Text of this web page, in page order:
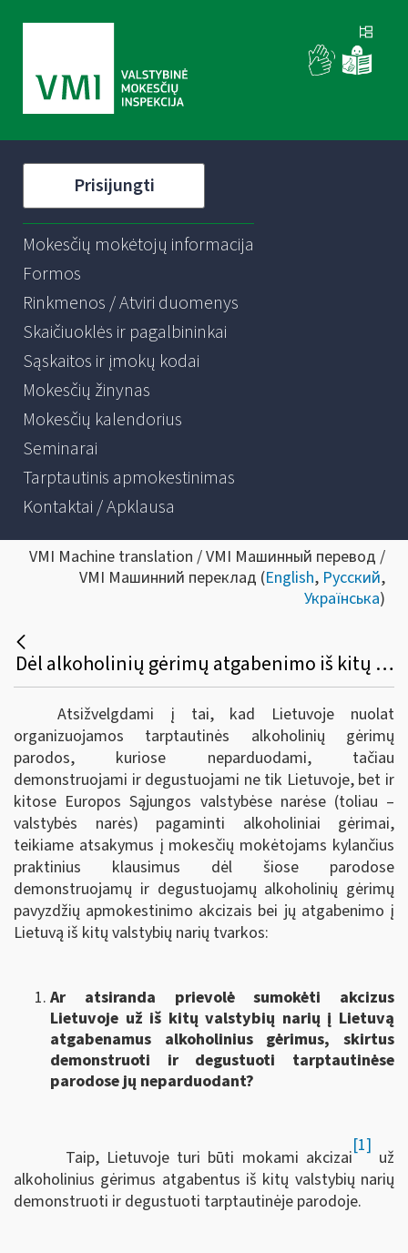
Prisijungti
Mokesčių mokėtojų informacija
Formos
Rinkmenos / Atviri duomenys
Skaičiuoklės ir pagalbininkai
Sąskaitos ir įmokų kodai
Mokesčių žinynas
Mokesčių kalendorius
Seminarai
Tarptautinis apmokestinimas
Kontaktai / Apklausa
VMI Machine translation / VMI Машинный перевод /
VMI Машинний переклад (English, Русский,
Українська)
Dėl alkoholinių gėrimų atgabenimo iš kitų Europos sąjungos valstybių narių į tarptautines parodas Lietuvoje bei akcizų sumokėjimo
Atsižvelgdami į tai, kad Lietuvoje nuolat
organizuojamos tarptautinės alkoholinių gėrimų
parodos, kuriose neparduodami, tačiau
demonstruojami ir degustuojami ne tik Lietuvoje, bet ir
kitose Europos Sąjungos valstybėse narėse (toliau –
valstybės narės) pagaminti alkoholiniai gėrimai,
teikiame atsakymus į mokesčių mokėtojams kylančius
praktinius klausimus dėl šiose parodose
demonstruojamų ir degustuojamų alkoholinių gėrimų
pavyzdžių apmokestinimo akcizais bei jų atgabenimo į
Lietuvą iš kitų valstybių narių tvarkos:
Ar atsiranda prievolė sumokėti akcizus
Lietuvoje už iš kitų valstybių narių į Lietuvą
atgabenamus alkoholinius gėrimus, skirtus
demonstruoti ir degustuoti tarptautinėse
parodose jų neparduodant?
Taip, Lietuvoje turi būti mokami akcizai
[1]
už
alkoholinius gėrimus atgabentus iš kitų valstybių narių
demonstruoti ir degustuoti tarptautinėje parodoje.